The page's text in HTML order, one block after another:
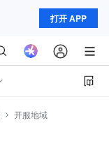
打开 APP
开服地域